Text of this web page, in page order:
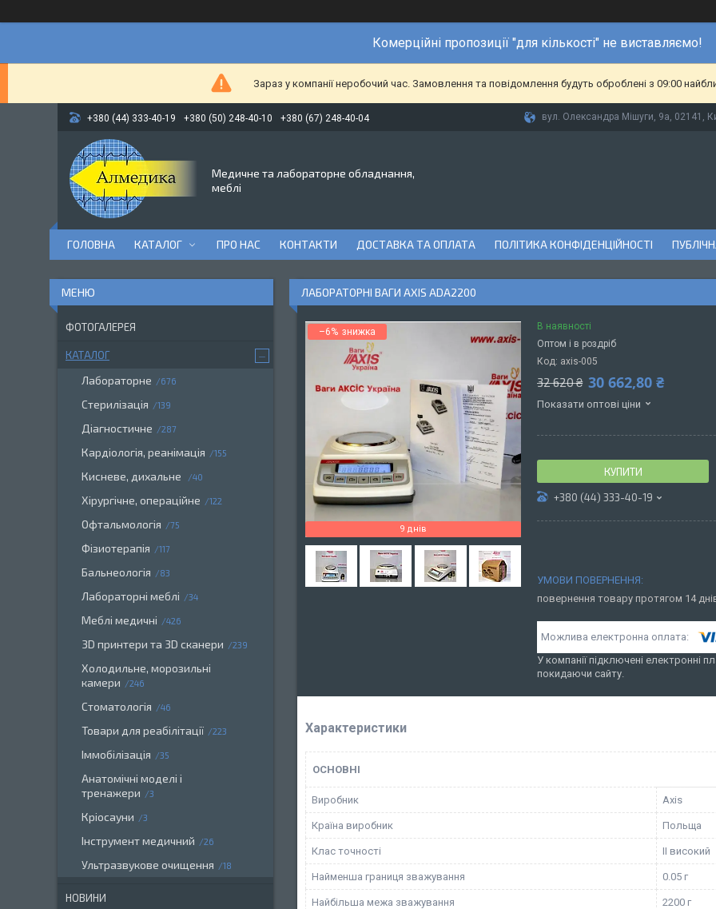
Комерційні пропозиції "для кількості" не виставляємо!
Зараз у компанії неробочий час. Замовлення та повідомлення будуть оброблені з 09:00
+380 (44) 333-40-19 +380 (50) 248-40-10 +380 (67) 248-40-04 вул. Олександра Мішуги, 9а, 02141,
Медичне та лабораторне обладнання,
меблі
ГОЛОВНА КАТАЛОГ ПРО НАС КОНТАКТИ ДОСТАВКА ТА ОПЛАТА ПОЛІТИКА КОНФІДЕНЦІЙНОСТІ
ЛАБОРАТОРНІ ВАГИ AXIS ADA2200
–6%
9 днів
В наявності
Оптом і в роздріб
Код: axis-005
32 620 ₴ 30 662,80 ₴
Показати оптові ціни
КУПИТИ
+380 (44) 333-40-19
повернення товару протягом 14
У компанії підключені електронні
покидаючи сайту.
Характеристики
ОСНОВНІ
Виробник Axis
Країна виробник Польща
Клас точності II високий
Найменша границя зважування 0.05 г
Найбільша межа зважування 2200 г
ФОТОГАЛЕРЕЯ
КАТАЛОГ
Лабораторне 676
Стерилізація 139
Діагностичне 287
Кардіологія, реанімація 155
Кисневе, дихальне 40
Хірургічне, операційне 122
Офтальмологія 75
Фізиотерапія 117
Бальнеологія 83
Лабораторні меблі 34
Меблі медичні 426
3D принтери та 3D сканери 239
Холодильне, морозильні
камери
246
Стоматологія 46
Товари для реабілітації 223
Іммобілізація 35
Анатомічні моделі і
тренажери
3
Кріосауни 3
Інструмент медичний 26
Ультразвукове очищення 18
НОВИНИ